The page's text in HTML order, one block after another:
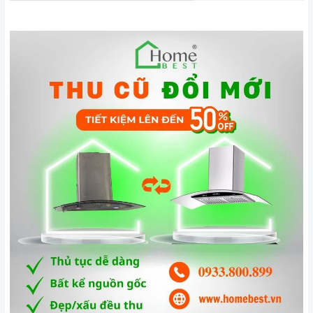
Tầm 2 tháng bạn nên vệ sinhlưới lọc1 lần. Nên bảo dưỡng
máy 12 tháng 1 lần cũng là cách để máy hoạt động tốt hơn.
3. Tại sao nên chọn mua sản phẩm tại Home Best?
Cam kết hàng chính hãng:
Chúng tôi cam kết cung cấp sản
phẩm chính hãng 100%, có nguồn gốc, xuất xứ và chứng từ
Chế độ hỗ trợ bảo hành linh hoạt:
Hướng dẫn sử dụng,
lắp đặt, chế độ bảo hành chính hãng, hậu mãi chuyên
nghiệp, đảm bảo rằng quý khách sẽ có trải nghiệm tuyệt vời
và không gặp bất kỳ khó khăn nào trong quá trình sử dụng
sản phẩm.
Vận chuyển lắp đặt nhanh chóng:Đội ngũ tư vấn viên,
nhân viên và kỹ thuật viên chuyên nghiệp, tận tâm sẽ đồng
hành cùng quý khách trong quá trình mua sắm và sử dụng
sản phẩm.